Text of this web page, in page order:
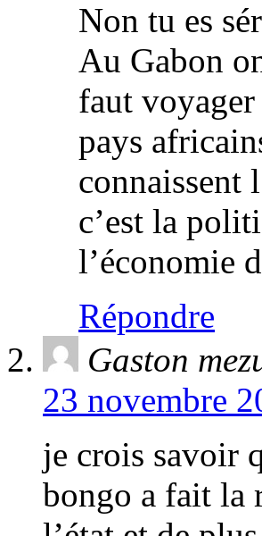
Non tu es
Au Gabon
faut voyager
pays
connaissent
c’est la
l’économie
Répondre
Gaston
23 novembre
je crois savoir
bongo a fait la